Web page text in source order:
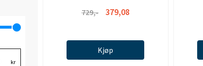
kr
729,- 379,08
Kjøp